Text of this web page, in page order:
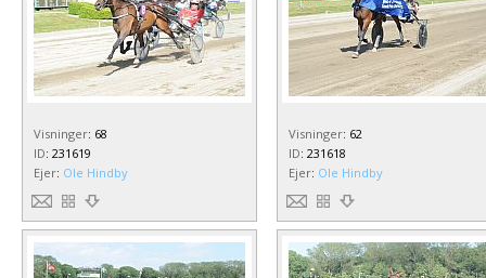
Visninger: 68
ID: 231619
Ejer: Ole Hindby
Visninger: 62
ID: 231618
Ejer: Ole Hindby